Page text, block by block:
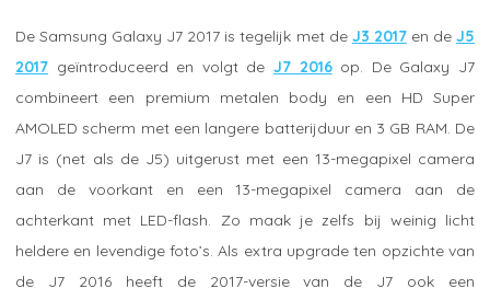
De Samsung Galaxy J7 2017 is tegelijk met de J3 2017en deJ5
2017 geïntroduceerd en volgt de J7 2016op. De Galaxy J7
combineert een premium metalen body en een HD Super
AMOLED scherm met een langere batterijduur en 3 GB RAM. De
J7 is (net als de J5) uitgerust met een 13-megapixel camera
aan de voorkant en een 13-megapixel camera aan de
achterkant met LED-flash. Zo maak je zelfs bij weinig licht
heldere en levendige foto’s. Als extra upgrade ten opzichte van
de J7 2016 heeft de 2017-versie van de J7 ook een